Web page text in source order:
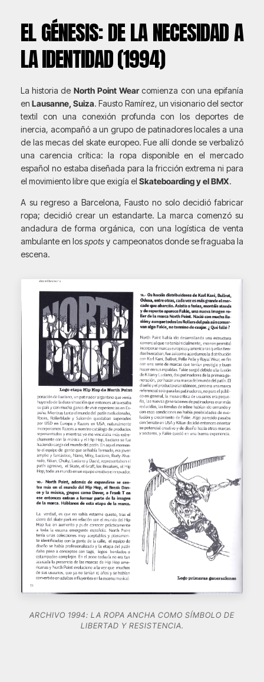
EL GÉNESIS: DE LA NECESIDAD A
LA IDENTIDAD (1994)
La historia de North Point Wearcomienza con una epifanía
enLausanne, Suiza. Fausto Ramírez, un visionario del sector
textil con una conexión profunda con los deportes de
inercia, acompañó a un grupo de patinadores locales a una
de las mecas del skate europeo. Fue allí donde se verbalizó
una carencia crítica: la ropa disponible en el mercado
español no estaba diseñada para la fricción extrema ni para
el movimiento libre que exigía el Skateboarding y el BMX.
A su regreso a Barcelona, Fausto no solo decidió fabricar
ropa; decidió crear un estandarte. La marca comenzó su
andadura de forma orgánica, con una logística de venta
ambulante en losspotsy campeonatos donde se fraguaba la
escena.
ARCHIVO 1994: LA ROPA ANCHA COMO SÍMBOLO DE
LIBERTAD Y RESISTENCIA.